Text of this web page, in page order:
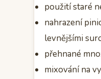
použití staré
nahrazení
levnějšími
přehnané
mixování na